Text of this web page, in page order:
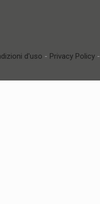
d'uso - Privacy Policy -